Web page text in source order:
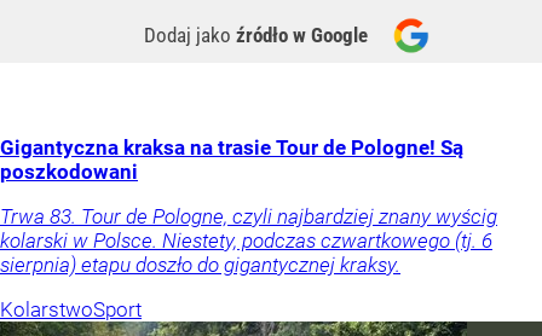
Dodaj jako źródło w Google
Gigantyczna kraksa na trasie Tour de Pologne! Są
poszkodowani
Trwa 83. Tour de Pologne, czyli najbardziej znany wyścig
kolarski w Polsce. Niestety, podczas czwartkowego (tj. 6
sierpnia) etapu doszło do gigantycznej kraksy.
KolarstwoSport